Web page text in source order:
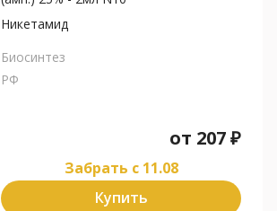
Никетамид
Биосинтез
РФ
от 207₽
Забрать c 11.08
Купить